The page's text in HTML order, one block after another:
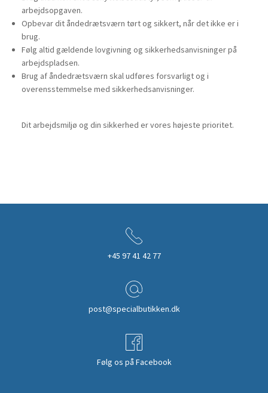
arbejdsopgaven.
Opbevar dit åndedrætsværn tørt og sikkert, når det ikke er i
brug.
Følg altid gældende lovgivning og sikkerhedsanvisninger på
arbejdspladsen.
Brug af åndedrætsværn skal udføres forsvarligt og i
overensstemmelse med sikkerhedsanvisninger.
Dit arbejdsmiljø og din sikkerhed er vores højeste prioritet.
+45 97 41 42 77
post@specialbutikken.dk
Følg os på Facebook